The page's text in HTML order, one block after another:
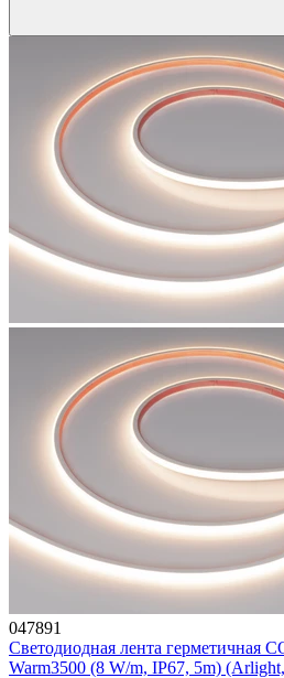
047891
Светодиодная лента герметичная
Warm3500 (8 W/m, IP67, 5m)